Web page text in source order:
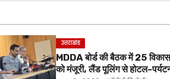
उत्तराखंड
MDDA बोर्ड की बैठक में 25 विकास
को मंजूरी, लैंड पूलिंग से होटल-